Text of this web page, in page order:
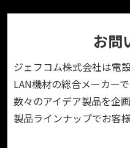
お問
ジェフコム株式会社は電
LAN機材の総合メーカーで
数々のアイデア製品を企
製品ラインナップでお客